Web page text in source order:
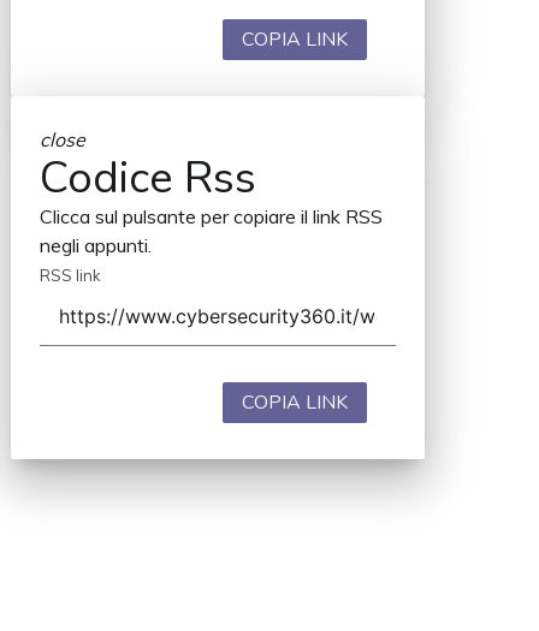
COPIA LINK
close
Codice Rss
Clicca sul pulsante per copiare il link RSS
negli appunti.
RSS link
COPIA LINK